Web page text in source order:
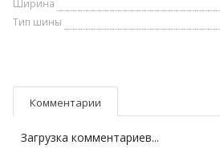
Ширина
Тип шины
Комментарии
Загрузка комментариев...